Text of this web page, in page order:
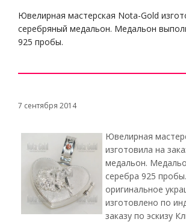
Ювелирная мастерская Nota-Gold
серебряный медальон. Медальон
925 пробы.
7 сентября 2014
Ювелирная
изготовила на
медальон.
серебра 925
оригинальное
изготовлено по
заказу по эскизу